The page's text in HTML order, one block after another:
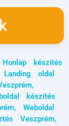
Honlap készítés
Landing oldal
,
készítés
, Weboldal
Veszprém,